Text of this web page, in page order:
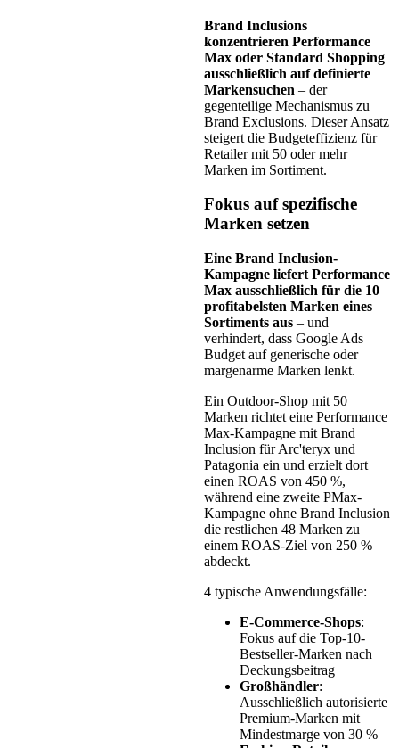
Brand Inclusions
konzentrieren Performance
Max oder Standard Shopping
ausschließlich auf definierte
Markensuchen – der
gegenteilige Mechanismus zu
Brand Exclusions. Dieser Ansatz
steigert die Budgeteffizienz für
Retailer mit 50 oder mehr
Marken im Sortiment.
Fokus auf spezifische
Marken setzen
Eine Brand Inclusion-
Kampagne liefert Performance
Max ausschließlich für die 10
profitabelsten Marken eines
Sortiments aus – und
verhindert, dass Google Ads
Budget auf generische oder
margenarme Marken lenkt.
Ein Outdoor-Shop mit 50
Marken richtet eine Performance
Max-Kampagne mit Brand
Inclusion für Arc'teryx und
Patagonia ein und erzielt dort
einen ROAS von 450 %,
während eine zweite PMax-
Kampagne ohne Brand Inclusion
die restlichen 48 Marken zu
einem ROAS-Ziel von 250 %
abdeckt.
4 typische Anwendungsfälle:
E-Commerce-Shops:
Fokus auf die Top-10-
Bestseller-Marken nach
Deckungsbeitrag
Großhändler:
Ausschließlich autorisierte
Premium-Marken mit
Mindestmarge von 30 %